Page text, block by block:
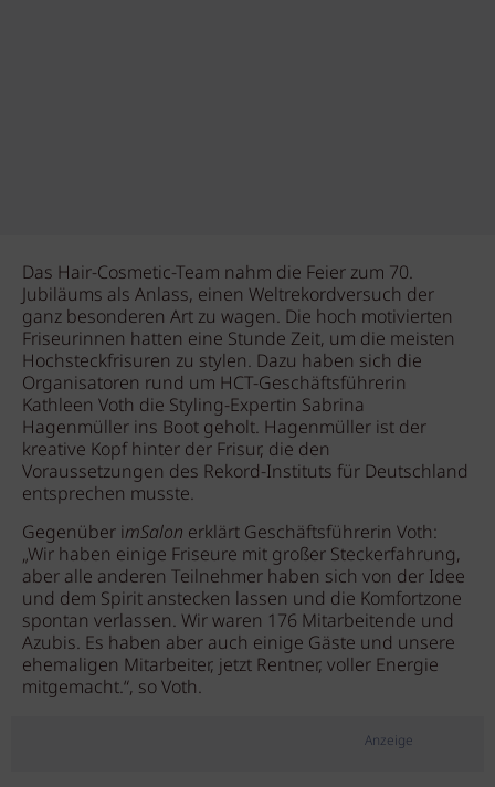
Das Hair-Cosmetic-Team nahm die Feier zum 70.
Jubiläums als Anlass, einen Weltrekordversuch der
ganz besonderen Art zu wagen. Die hoch motivierten
Friseurinnen hatten eine Stunde Zeit, um die meisten
Hochsteckfrisuren zu stylen. Dazu haben sich die
Organisatoren rund um HCT-Geschäftsführerin
Kathleen Voth die Styling-Expertin Sabrina
Hagenmüller ins Boot geholt. Hagenmüller ist der
kreative Kopf hinter der Frisur, die den
Voraussetzungen des Rekord-Instituts für Deutschland
entsprechen musste.
Gegenüber imSalon erklärt Geschäftsführerin Voth:
„Wir haben einige Friseure mit großer Steckerfahrung,
aber alle anderen Teilnehmer haben sich von der Idee
und dem Spirit anstecken lassen und die Komfortzone
spontan verlassen. Wir waren 176 Mitarbeitende und
Azubis. Es haben aber auch einige Gäste und unsere
ehemaligen Mitarbeiter, jetzt Rentner, voller Energie
mitgemacht.“, so Voth.
Anzeige